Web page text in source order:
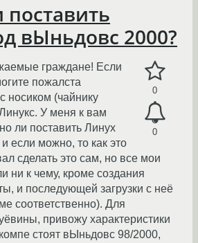
вЫньдовс 2000?
0
0
граждане! Если
пожалста
носиком (чайнику
У меня к вам
ли поставить Линух
если можно, то как это
сделать это сам, но все мои
ни к чему, кроме создания
и последующей загрузки с неё
соответственно). Для
привожу характеристики
стоят вЫньдовс 98/2000,